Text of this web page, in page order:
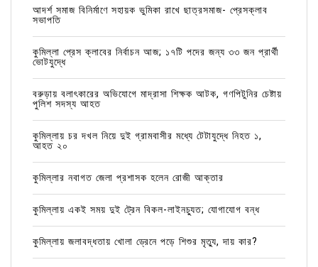
আদর্শ সমাজ বিনির্মাণে সহায়ক ভুমিকা রাখে ছাত্রসমাজ- প্রেসক্লাব
সভাপতি
কুমিল্লা প্রেস ক্লাবের নির্বাচন আজ; ১৭টি পদের জন্য ৩৩ জন প্রার্থী
ভোটযুদ্ধে
বরুড়ায় বলাৎকারের অভিযোগে মাদ্রাসা শিক্ষক আটক, গণপিটুনির চেষ্টায়
পুলিশ সদস্য আহত
কুমিল্লায় চর দখল নিয়ে দুই গ্রামবাসীর মধ্যে টেটাযুদ্ধে নিহত ১,
আহত ২০
কুমিল্লার নবাগত জেলা প্রশাসক হলেন রোজী আক্তার
কুমিল্লায় একই সময় দুই ট্রেন বিকল-লাইনচ্যুত; যোগাযোগ বন্ধ
কুমিল্লায় জলাবদ্ধতায় খোলা ড্রেনে পড়ে শিশুর মৃত্যু, দায় কার?